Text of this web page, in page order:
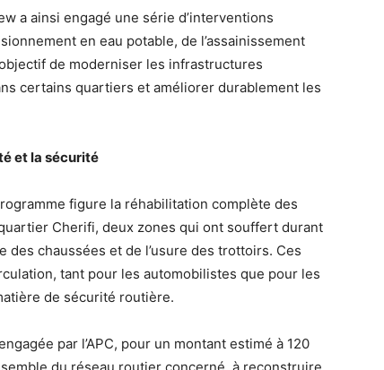
a ainsi engagé une série d’interventions
en eau potable, de l’assainissement
de moderniser les infrastructures
certains quartiers et améliorer durablement les
et la sécurité
figure la réhabilitation complète des
Cherifi, deux zones qui ont souffert durant
chaussées et de l’usure des trottoirs. Ces
tant pour les automobilistes que pour les
de sécurité routière.
par l’APC, pour un montant estimé à 120